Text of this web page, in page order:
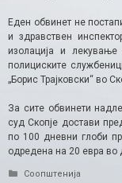
Еден обвинет не
и здравствен
изолација и
полициските
„Борис Трајковски“ во
За сите обвинети
суд Скопје достави
по 100 дневни глоби
одредена на 20 евра во
Categories
Соопштенија